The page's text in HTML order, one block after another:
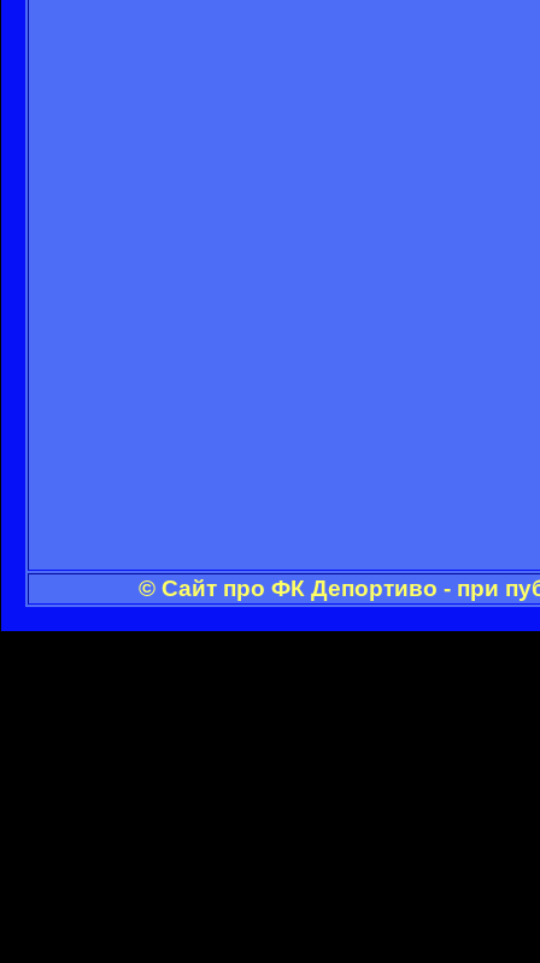
© Сайт про ФК Депортиво - при